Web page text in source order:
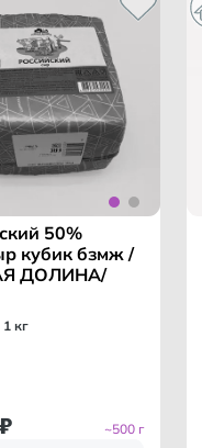
50%
кубик бзмж /
ДОЛИНА/
кг
~500 г